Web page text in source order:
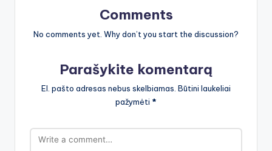
Comments
No comments yet. Why don’t you start the discussion?
Parašykite komentarą
El. pašto adresas nebus skelbiamas. Būtini laukeliai
pažymėti *